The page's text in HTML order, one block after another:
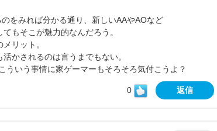
をみれば分かる通り、新しいAAやAOなど
もそこが魅力的なんだろう。
リット。
かされるのは言うまでもない。
ういう事情に家ゲーマーもそろそろ気付こうよ？
0 返信